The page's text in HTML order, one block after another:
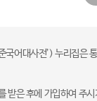
국어대사전’) 누리집
받은 후에 가입하여 주